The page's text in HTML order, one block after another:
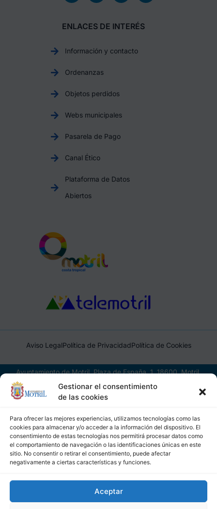
Gestionar el consentimiento
de las cookies
Para ofrecer las mejores experiencias, utilizamos tecnologías como las
cookies para almacenar y/o acceder a la información del dispositivo. El
consentimiento de estas tecnologías nos permitirá procesar datos como
el comportamiento de navegación o las identificaciones únicas en este
sitio. No consentir o retirar el consentimiento, puede afectar
negativamente a ciertas características y funciones.
Aceptar
ENLACES DE INTERÉS
Información y contacto
Ordenanzas
Objetos perdidos
Webs municipales
Pasarela de Pago
Canal Ético
Plataforma de Datos
Abiertos
Aviso LegalPolítica de PrivacidadPolítica de Cookies
Ayuntamiento de Motril, Plaza de España, 1, 18600, Motril,
(Granada), CIF: P1814200J, DIR3: L01181400